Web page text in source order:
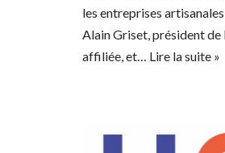
les entreprises
Alain Griset, président de
affiliée, et… Lire la suite »